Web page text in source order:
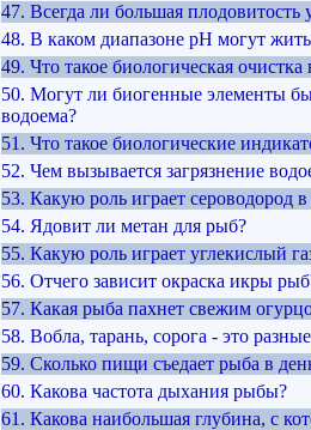
47. Всегда ли большая
48. В каком диапазоне рН могут
49. Что такое биологическая очистка
50. Могут ли биогенные элементы
водоема?
51. Что такое биологические
52. Чем вызывается загрязнение
53. Какую роль играет сероводород
54. Ядовит ли метан для рыб?
55. Какую роль играет углекислый
56. Отчего зависит окраска икры
57. Какая рыба пахнет свежим
58. Вобла, тарань, сорога - это
59. Сколько пищи съедает рыба в
60. Какова частота дыхания рыбы?
61. Какова наибольшая глубина, с